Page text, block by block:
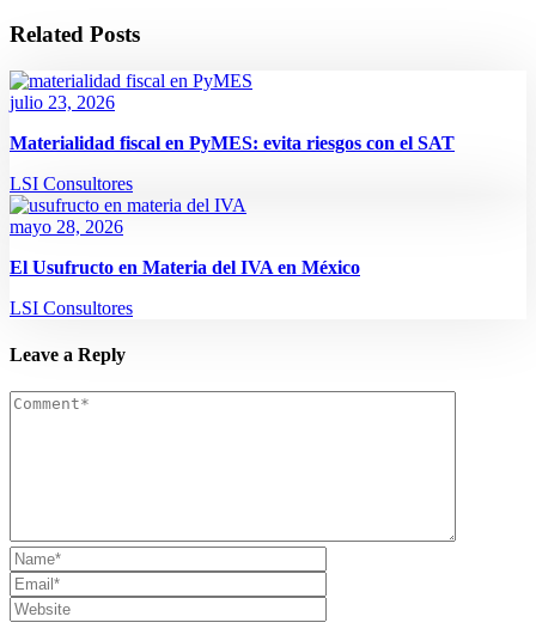
Related Posts
julio 23, 2026
Materialidad fiscal en PyMES: evita riesgos con el SAT
LSI Consultores
mayo 28, 2026
El Usufructo en Materia del IVA en México
LSI Consultores
Leave a Reply